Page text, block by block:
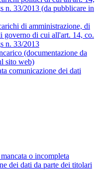
n. 33/2013 (da pubblicare in
di amministrazione, di
governo di cui all'art. 14, co.
n. 33/2013
(documentazione da
sito web)
comunicazione dei dati
o incompleta
dei dati da parte dei titolari